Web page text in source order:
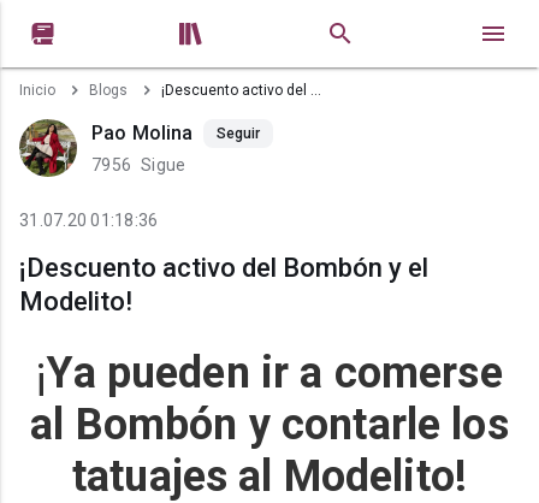
 
Inicio Blogs ¡Descuento activo del Bombón y el Modelito!
Pao Molina Seguir
7956 Sigue
31.07.20 01:18:36
¡Descuento activo del Bombón y el
Modelito!
¡Ya pueden ir a comerse
al Bombón y contarle los
tatuajes al Modelito!